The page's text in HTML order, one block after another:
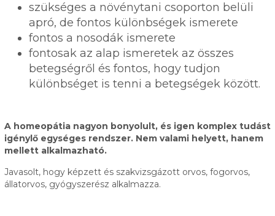
szükséges a növénytani csoporton belüli
apró, de fontos különbségek ismerete
fontos a nosodák ismerete
fontosak az alap ismeretek az összes
betegségről és fontos, hogy tudjon
különbséget is tenni a betegségek között.
A homeopátia nagyon bonyolult, és igen komplex tudást
igénylő egységes rendszer. Nem valami helyett, hanem
mellett alkalmazható.
Javasolt, hogy képzett és szakvizsgázott orvos, fogorvos,
állatorvos, gyógyszerész alkalmazza.